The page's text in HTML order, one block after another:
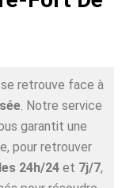
retrouve face à
. Notre service
garantit une
pour retrouver
24h/24 et 7j/7,